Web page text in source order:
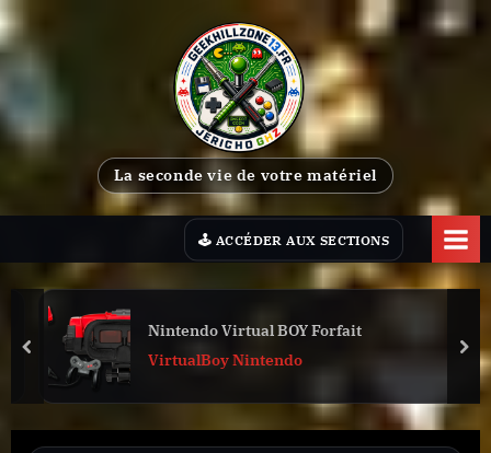
Skip
to
G
e
k
H
i
l
l
Z
o
La seconde vie de votre matériel
Nintendo Virtual BOY Forfait
VirtualBoy Nintendo
prev